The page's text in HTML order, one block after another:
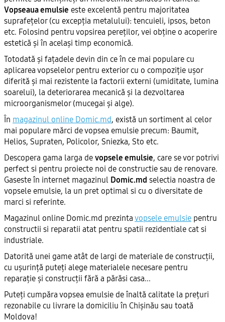
Vopseaua emulsie este excelentă pentru majoritatea
suprafețelor (cu excepția metalului): tencuieli, ipsos, beton
etc. Folosind pentru vopsirea pereților, vei obține o acoperire
estetică și în același timp economică.
Totodată și fațadele devin din ce în ce mai populare cu
aplicarea vopselelor pentru exterior cu o compoziție ușor
diferită și mai rezistente la factorii externi (umiditate, lumina
soarelui), la deteriorarea mecanică și la dezvoltarea
microorganismelor (mucegai și alge).
În magazinul online Domic.md, există un sortiment al celor
mai populare mărci de vopsea emulsie precum: Baumit,
Helios, Supraten, Policolor, Sniezka, Sto etc.
Descopera gama larga de vopsele emulsie, care se vor potrivi
perfect si pentru proiecte noi de constructie sau de renovare.
Gaseste în internet magazinul Domic.md selectia noastra de
vopsele emulsie, la un pret optimal si cu o diversitate de
marci si referinte.
Magazinul online Domic.md prezinta vopsele emulsie pentru
constructii si reparatii atat pentru spatii rezidentiale cat si
industriale.
Datorită unei game atât de largi de materiale de construcții,
cu ușurință puteți alege materialele necesare pentru
reparație și construcții fără a părăsi casa...
Puteți cumpăra vopsea emulsie de înaltă calitate la prețuri
rezonabile cu livrare la domiciliu în Chișinău sau toată
Moldova!